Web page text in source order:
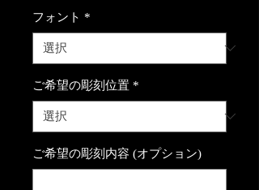
フォント *
ご希望の彫刻位置 *
ご希望の彫刻内容 (オプション)